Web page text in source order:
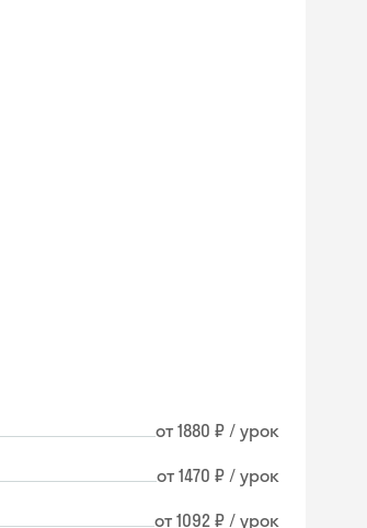
от 1880 ₽ / урок
от 1470 ₽ / урок
от 1092 ₽ / урок